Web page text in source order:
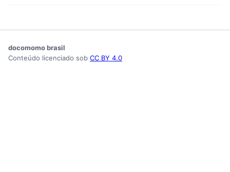
docomomo brasil
Conteúdo licenciado sob CC BY 4.0